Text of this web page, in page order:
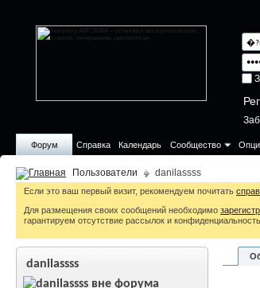
Форум Справка Календарь Сообщество
Пользователи danilassss
Если это ваш первый визит, рекомендуем почитать
Для размещения своих сообщений необходимо
гарантируем отсутствие рассылок и
danilassss